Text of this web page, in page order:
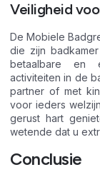
Veiligheid
De Mobiele
die zijn
betaalbare en
activiteiten in de
partner of met
voor ieders
gerust hart
wetende dat u
Conclusie